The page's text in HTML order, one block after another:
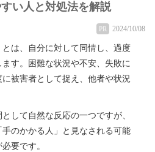
い人と対処法を解説
PR 2024/10/08
は、自分に対して同情し、過度
す。困難な状況や不安、失敗に
被害者として捉え、他者や状況
して自然な反応の一つですが、
のかかる人」と見なされる可能
要です。